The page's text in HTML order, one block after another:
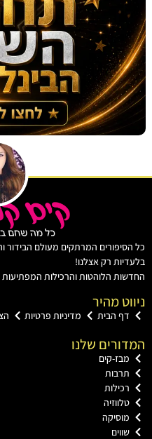
המרתקים מעולם הבידור
רק אצלנו!
הלוהטות והרכילות המפתיעות
מהיר
הבית מדיניות פרטיות הצהרת
שלנו
קים